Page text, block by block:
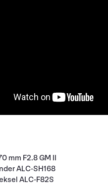
mm F2.8 GM II
ALC-SH168
ALC-F82S